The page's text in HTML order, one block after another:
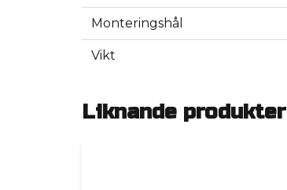
Monteringshål
Vikt
Liknande produkter